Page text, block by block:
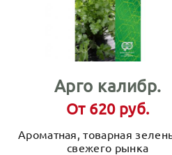
Арго калибр.
От 620 руб.
Ароматная, товарная
свежего рынка